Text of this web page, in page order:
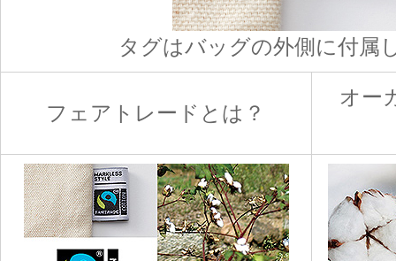
タグはバッグの外側に付属
フェアトレードとは？
オー